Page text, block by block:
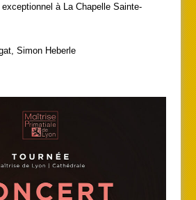
à La Chapelle Sainte-
Simon Heberle